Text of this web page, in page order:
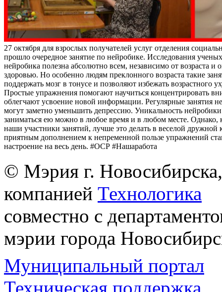
27 октября для взрослых получателей услуг отделения
прошло очередное занятие по нейробике. Исследования
нейробика полезна абсолютно всем, независимо от возраста и
здоровью. Но особенно людям преклонного возраста такие
поддержать мозг в тонусе и позволяют избежать возрастного
Простые упражнения помогают научиться концентрировать
облегчают усвоение новой информации. Регулярные занятия
могут заметно уменьшить депрессию. Уникальность
заниматься ею можно в любое время и в любом месте. Однако,
наши участники занятий, лучше это делать в веселой дружной
приятным дополнением к непременной пользе упражнений
настроение на весь день. #ОСР #Нашаработа
© Мэрия г.
компанией Технологика
совместно с
мэрии города
Муниципальный портал